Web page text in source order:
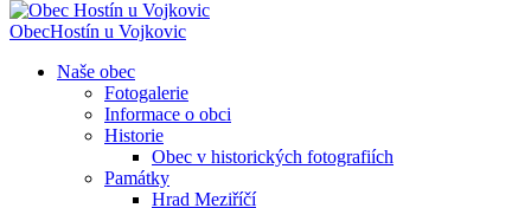
ObecHostín u Vojkovic
Naše obec
Fotogalerie
Informace o obci
Historie
Obec v historických fotografiích
Památky
Hrad Meziříčí